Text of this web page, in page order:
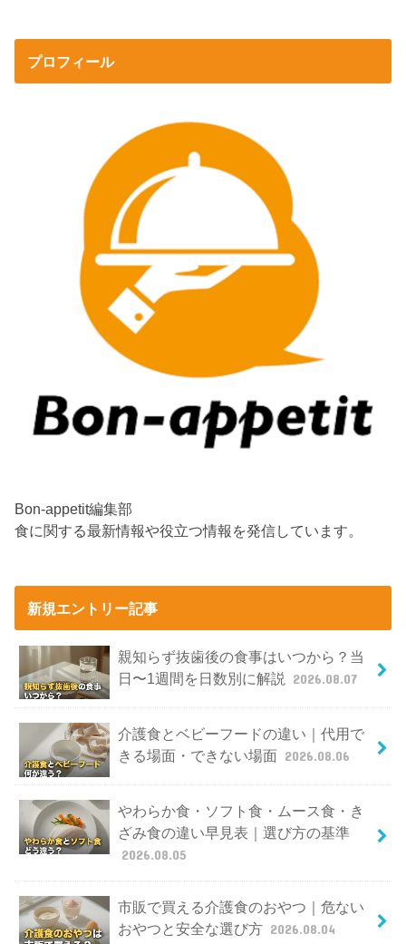
プロフィール
Bon-appetit編集部
食に関する最新情報や役立つ情報を発信しています。
新規エントリー記事
親知らず抜歯後の食事はいつから？当
日〜1週間を日数別に解説
2026.08.07
介護食とベビーフードの違い｜代用で
きる場面・できない場面 2026.08.06
やわらか食・ソフト食・ムース食・き
ざみ食の違い早見表｜選び方の基準
2026.08.05
市販で買える介護食のおやつ｜危ない
おやつと安全な選び方 2026.08.04